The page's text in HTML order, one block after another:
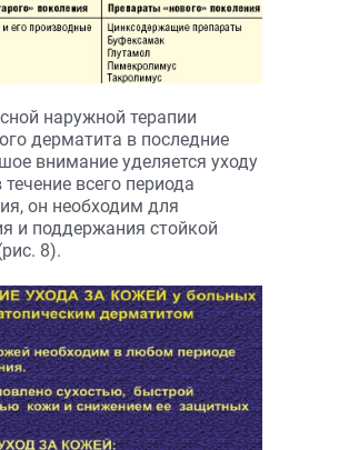
наружной терапии
дерматита в последние
внимание уделяется уходу
всего периода
он необходим для
и поддержания стойкой
8).